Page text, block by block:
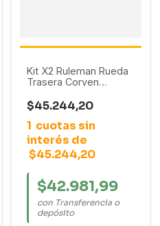
Kit X2 Ruleman Rueda
Trasera Corven
/ H-100 (SET-10)
$45.244,20
1 cuotas sin
interés de
$45.244,20
$42.981,99
con Transferencia o
depósito